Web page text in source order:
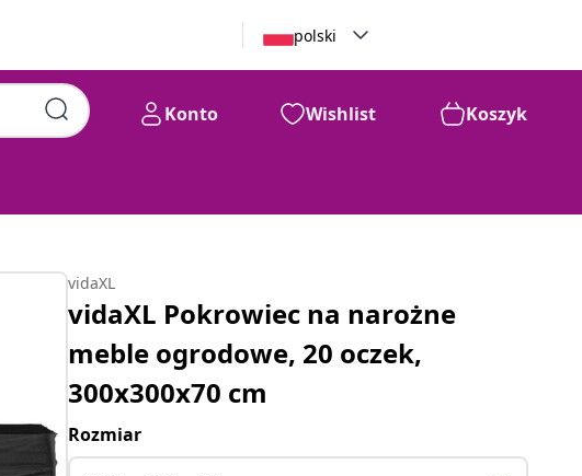
polski
Konto Wishlist Koszyk
vidaXL
vidaXL Pokrowiec na narożne
meble ogrodowe, 20 oczek,
300x300x70 cm
Rozmiar